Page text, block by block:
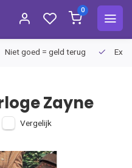
0
Niet goed = geld terug
Zayne
Vergelijk